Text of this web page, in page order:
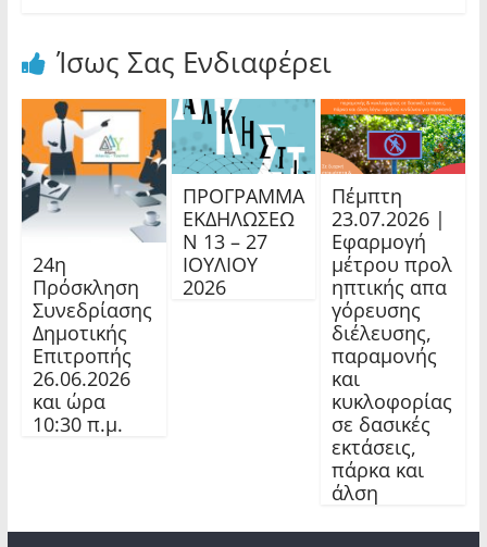
Ίσως Σας Ενδιαφέρει
24η
Πρόσκληση
Συνεδρίασης
Δημοτικής
Επιτροπής
26.06.2026
και ώρα
10:30 π.μ.
ΠΡΟΓΡΑΜΜΑ
ΕΚΔΗΛΩΣΕΩ
Ν 13 – 27
ΙΟΥΛΙΟΥ
2026
Πέμπτη
23.07.2026 |
Εφαρμογή
μέτρου προλ
ηπτικής απα
γόρευσης
διέλευσης,
παραμονής
και
κυκλοφορίας
σε δασικές
εκτάσεις,
πάρκα και
άλση